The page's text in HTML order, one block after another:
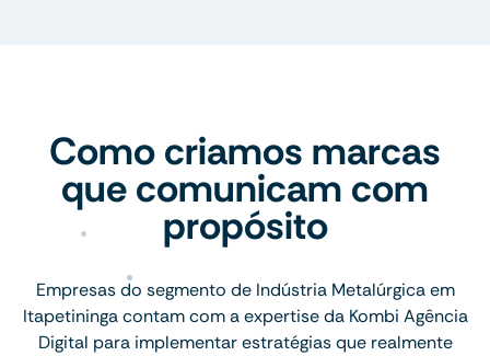
Como criamos marcas
que comunicam com
propósito
Empresas do segmento de Indústria Metalúrgica em
Itapetininga contam com a expertise da Kombi Agência
Digital para implementar estratégias que realmente